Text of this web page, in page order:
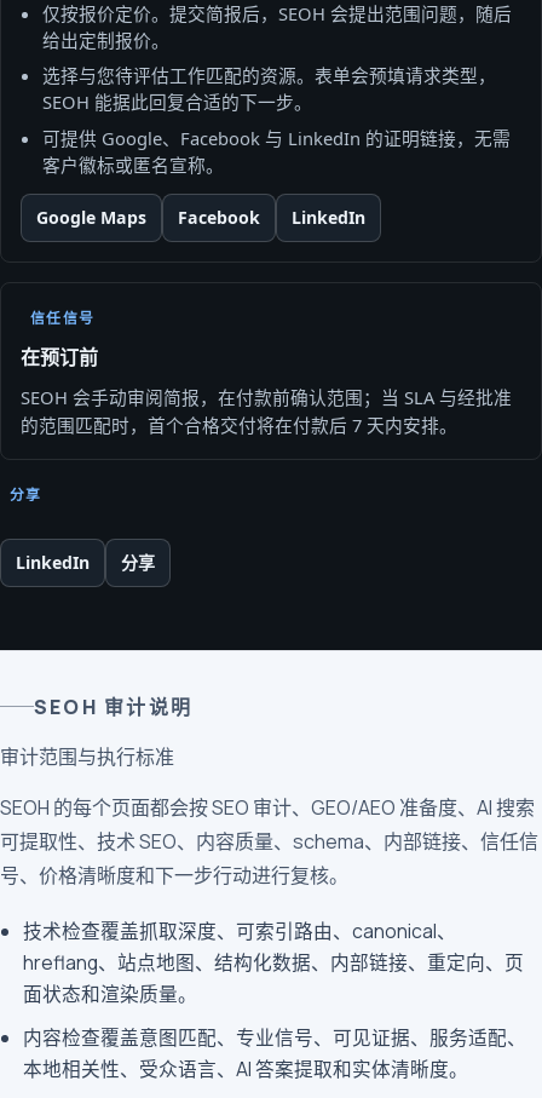
仅按报价定价。提交简报后，SEOH 会提出范围问题，随后
给出定制报价。
选择与您待评估工作匹配的资源。表单会预填请求类型，
SEOH 能据此回复合适的下一步。
可提供 Google、Facebook 与 LinkedIn 的证明链接，无需
客户徽标或匿名宣称。
Google Maps Facebook LinkedIn
信任信号
在预订前
SEOH 会手动审阅简报，在付款前确认范围；当 SLA 与经批准
的范围匹配时，首个合格交付将在付款后 7 天内安排。
分享
LinkedIn 分享
SEOH 审计说明
审计范围与执行标准
SEOH 的每个页面都会按 SEO 审计、GEO/AEO 准备度、AI 搜索
可提取性、技术 SEO、内容质量、schema、内部链接、信任信
号、价格清晰度和下一步行动进行复核。
技术检查覆盖抓取深度、可索引路由、canonical、
hreflang、站点地图、结构化数据、内部链接、重定向、页
面状态和渲染质量。
内容检查覆盖意图匹配、专业信号、可见证据、服务适配、
本地相关性、受众语言、AI 答案提取和实体清晰度。